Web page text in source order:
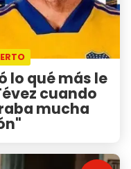
lo qué más le
cuando
mucha